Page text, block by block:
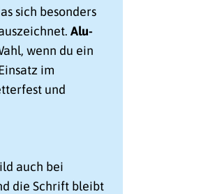
sich besonders
Alu-
wenn du ein
im
und
auch bei
die Schrift bleibt